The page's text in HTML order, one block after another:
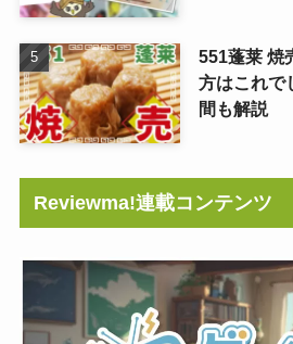
551蓬莱 焼
方はこれで
間も解説
Reviewma!連載コンテンツ